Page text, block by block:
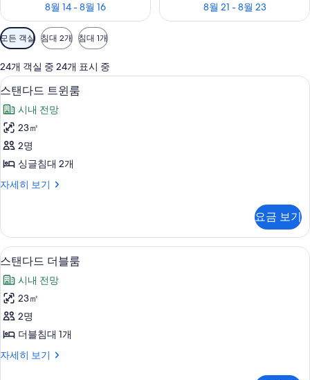
8월 14 - 8월 16
8월 21 - 8월 23
객
실
에
사
용
가
능
한
터
모든 객실 침대 2개 침대 1개
24개 객실 중 24개 표시 중
스
탠
다
드
트
룸
진
모
두
보
기
고급 침구, 객실 내 금고, 암막 커튼, 방
11
스탠다드 트윈룸
시내 전망
23㎡
2명
싱글침대 2개
자세히 보기
스
트
윈
룸
세
히
보
기
요금 보기
스
탠
다
드
더
룸
고급 침구, 객실 내 금고, 암막 커튼, 방
8
스탠다드 더블룸
시내 전망
23㎡
2명
더블침대 1개
자세히 보기
스